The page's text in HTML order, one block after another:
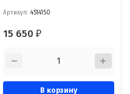
Артикул: 4514150
15 650₽
В корзину